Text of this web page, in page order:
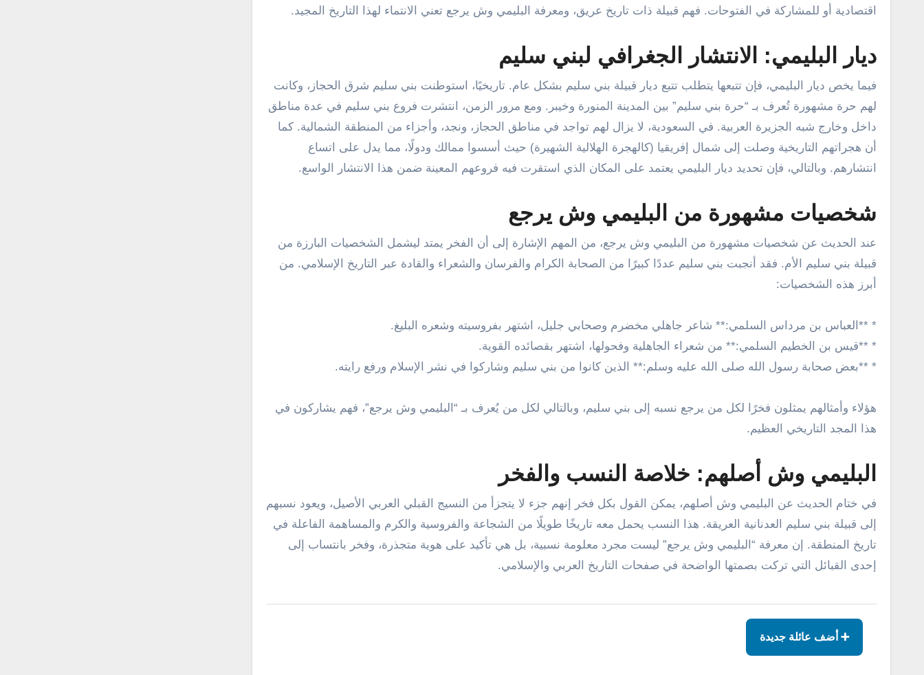
اقتصادية أو للمشاركة في الفتوحات. فهم قبيلة ذات تاريخ عريق، ومعرفة البليمي وش يرجع تعني الانتماء لهذا التاريخ المجيد.
ديار البليمي: الانتشار الجغرافي لبني سليم
فيما يخص ديار البليمي، فإن تتبعها يتطلب تتبع ديار قبيلة بني سليم بشكل عام. تاريخيًا، استوطنت بني سليم شرق الحجاز، وكانت
لهم حرة مشهورة تُعرف بـ “حرة بني سليم” بين المدينة المنورة وخيبر. ومع مرور الزمن، انتشرت فروع بني سليم في عدة مناطق
داخل وخارج شبه الجزيرة العربية. في السعودية، لا يزال لهم تواجد في مناطق الحجاز، ونجد، وأجزاء من المنطقة الشمالية. كما
أن هجراتهم التاريخية وصلت إلى شمال إفريقيا (كالهجرة الهلالية الشهيرة) حيث أسسوا ممالك ودولًا، مما يدل على اتساع
انتشارهم. وبالتالي، فإن تحديد ديار البليمي يعتمد على المكان الذي استقرت فيه فروعهم المعينة ضمن هذا الانتشار الواسع.
شخصيات مشهورة من البليمي وش يرجع
عند الحديث عن شخصيات مشهورة من البليمي وش يرجع، من المهم الإشارة إلى أن الفخر يمتد ليشمل الشخصيات البارزة من
قبيلة بني سليم الأم. فقد أنجبت بني سليم عددًا كبيرًا من الصحابة الكرام والفرسان والشعراء والقادة عبر التاريخ الإسلامي. من
أبرز هذه الشخصيات:
* **العباس بن مرداس السلمي:** شاعر جاهلي مخضرم وصحابي جليل، اشتهر بفروسيته وشعره البليغ.
* **قيس بن الخطيم السلمي:** من شعراء الجاهلية وفحولها، اشتهر بقصائده القوية.
* **بعض صحابة رسول الله صلى الله عليه وسلم:** الذين كانوا من بني سليم وشاركوا في نشر الإسلام ورفع رايته.
هؤلاء وأمثالهم يمثلون فخرًا لكل من يرجع نسبه إلى بني سليم، وبالتالي لكل من يُعرف بـ “البليمي وش يرجع”، فهم يشاركون في
هذا المجد التاريخي العظيم.
البليمي وش أصلهم: خلاصة النسب والفخر
في ختام الحديث عن البليمي وش أصلهم، يمكن القول بكل فخر إنهم جزء لا يتجزأ من النسيج القبلي العربي الأصيل، ويعود نسبهم
إلى قبيلة بني سليم العدنانية العريقة. هذا النسب يحمل معه تاريخًا طويلًا من الشجاعة والفروسية والكرم والمساهمة الفاعلة في
تاريخ المنطقة. إن معرفة “البليمي وش يرجع” ليست مجرد معلومة نسبية، بل هي تأكيد على هوية متجذرة، وفخر بانتساب إلى
إحدى القبائل التي تركت بصمتها الواضحة في صفحات التاريخ العربي والإسلامي.
➕ أضف عائلة جديدة